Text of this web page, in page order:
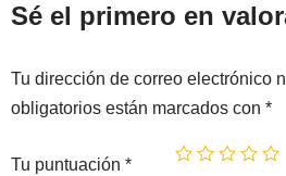
Sé el primero en
Tu dirección de correo electrónico
obligatorios están marcados con *
Tu puntuación *